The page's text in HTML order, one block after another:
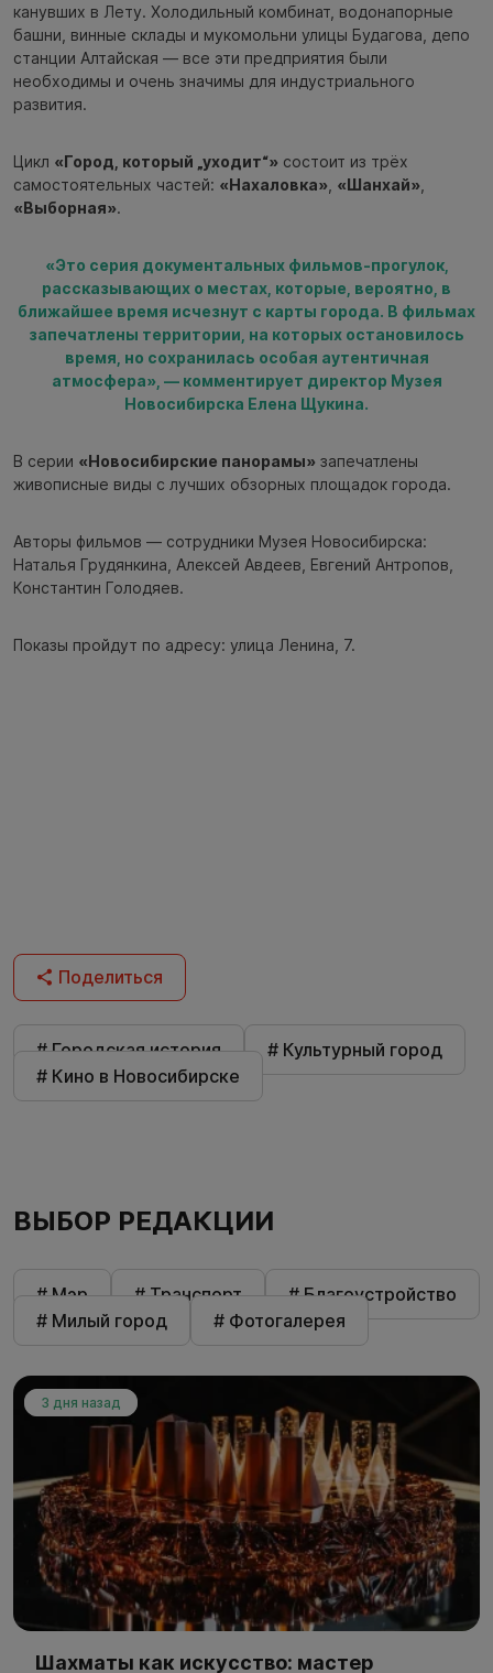
канувших в Лету. Холодильный комбинат, водонапорные
башни, винные склады и мукомольни улицы Будагова, депо
станции Алтайская — все эти предприятия были
необходимы и очень значимы для индустриального
развития.
Цикл «Город, который „уходит“» состоит из трёх
самостоятельных частей: «Нахаловка» «Шанхай»
«Выборная».
«Это серия документальных фильмов-прогулок,
рассказывающих о местах, которые, вероятно, в
ближайшее время исчезнут с карты города. В фильмах
запечатлены территории, на которых остановилось
время, но сохранилась особая аутентичная
атмосфера», — комментирует директор Музея
Новосибирска Елена Щукина.
В серии «Новосибирские панорамы» запечатлены
живописные виды с лучших обзорных площадок города.
Авторы фильмов — сотрудники Музея Новосибирска:
Наталья Грудянкина, Алексей Авдеев, Евгений Антропов,
Константин Голодяев.
Показы пройдут по адресу: улица Ленина, 7.
Поделиться
# Городская история
# Культурный город
# Кино в Новосибирске
ВЫБОР РЕДАКЦИИ
# Мэр # Транспорт
# Благоустройство
# Милый город
# Фотогалерея
3 дня назад
Шахматы как искусство: мастер